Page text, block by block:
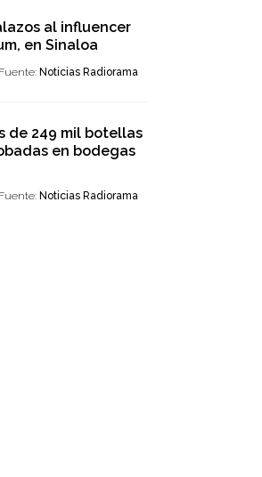
al influencer
en Sinaloa
Fuente: Noticias Radiorama
de 249 mil botellas
en bodegas
Fuente: Noticias Radiorama